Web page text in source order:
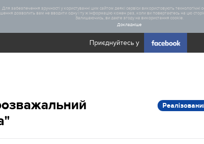
Для забезпечення зручності у користуванні цим сайтом деякі сервіси використовують технологічні
дозволить вам не вводити одну і ту ж інформацію кожен раз, коли ви повертаєтесь на цю
Залишаючись, ви даєте згоду на використання cookie.
Докладніше
Приєднуйтесь у